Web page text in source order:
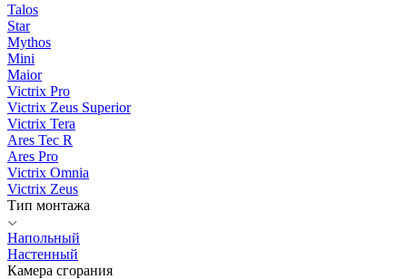
Talos
Star
Mythos
Mini
Maior
Victrix Pro
Victrix Zeus Superior
Victrix Tera
Ares Tec R
Ares Pro
Victrix Omnia
Victrix Zeus
Тип монтажа
Напольный
Настенный
Камера сгорания